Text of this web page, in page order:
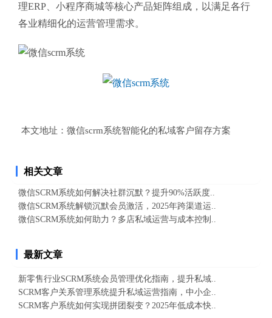
理ERP、小程序商城等核心产品矩阵组成，以满足各行
各业精细化的运营管理需求。
本文地址： 微信scrm系统智能化的私域客户留存方案
相关文章
微信SCRM系统如何解决社群沉默？提升90%活跃度..
微信SCRM系统解锁沉默会员激活，2025年跨渠道运..
微信SCRM系统如何助力？多店私域运营与成本控制..
最新文章
新零售行业SCRM系统会员管理优化指南，提升私域..
SCRM客户关系管理系统提升私域运营指南，中小企..
SCRM客户系统如何实现拼团裂变？2025年低成本快..